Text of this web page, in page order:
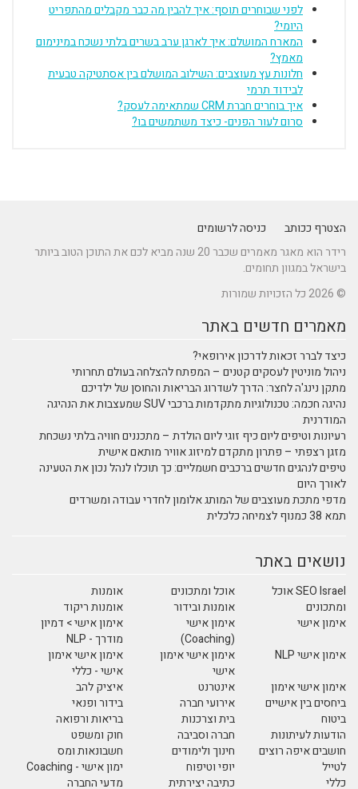
לפני שבוחרים תוסף: איך להבין מה כבר מקבלים מהתפריט
היומי?
המארח המושלם: איך לארגן ערב בשרים בלתי נשכח במינימום
מאמץ?
חלונות עץ מעוצבים: השילוב המושלם בין אסתטיקה טבעית
לבידוד תרמי
איך בוחרים חברת CRM שמתאימה לעסק?
סרום לעור הפנים- כיצד משתמשים בו?
הצטרף ככותב
כניסה לרשומים
רידר הוא מאגר מאמרים שכבר 20 שנה מביא לכם את התוכן הטוב ביותר
בישראל במגוון תחומים.
© 2026 כל הזכויות שמורות
מאמרים חדשים באתר
כיצד לברר זכאות לדרכון אירופאי?
ניהול מוניטין לעסקים קטנים – המפתח להצלחה בעולם תחרותי
מתקן נינג'ה לחצר: הדרך לשדרוג הבריאות והחוסן של ילדיכם
נהיגה חכמה: טכנולוגיות מתקדמות ברכבי SUV שמעצבות את הנהיגה
המודרנית
רעיונות וטיפים ליום כיף זוגי ליום הולדת – מתכננים חוויה בלתי נשכחת
מזגן רצפתי – פתרון מתקדם למיזוג אוויר מותאם אישית
טיפים לנהגים חדשים ברכבים חשמליים: כך תוכלו לנהל נכון את הטעינה
לאורך היום
מדפי מתכת מעוצבים של המותג אלומון לחדרי עבודה ומשרדים
תמא 38 כמנוף לצמיחה כלכלית
נושאים באתר
SEO Israel אוכל
ומתכונים
אוכל ומתכונים
אומנות
אומנות ובידור
אומנות ריקוד
אימון אישי
אימון אישי
(Coaching)
אימון אישי > דמיון
מודרך - NLP
אימון אישי NLP
אימון אישי אימון
אישי
אימון אישי אימון
אישי - כללי
אימון אישי אימון
ביחסים בין אישיים
אינטרנט
איציק להב
אירועי חברה
בידור ופנאי
ביטוח
בית וצרכנות
בריאות ורפואה
הודעות לעיתונות
חברה וסביבה
חוק ומשפט
חושבים איפה רוצים
לטייל
חינוך ולימודים
חשבונאות ומס
יופי וטיפוח
ימון אישי - Coaching
כללי
כתיבה יצירתית מדעי החברה